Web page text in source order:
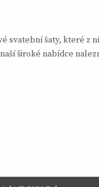
svatební šaty, které z
široké nabídce